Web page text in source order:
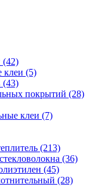
(42)
клеи (5)
(43)
покрытий (28)
клеи (7)
(213)
(36)
(45)
(28)